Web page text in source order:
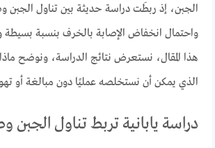
الجبن، إذ ربطَت دراسة حديثة بين تناول الجبن
واحتمال انخفاض الإصابة بالخرف بنسبة بسيطة
هذا المقال، نستعرض نتائج الدراسة، ونوضح ماذا
الذي يمكن أن نستخلصه عمليًا دون مبالغة أو
دراسة يابانية تربط تناول الجبن